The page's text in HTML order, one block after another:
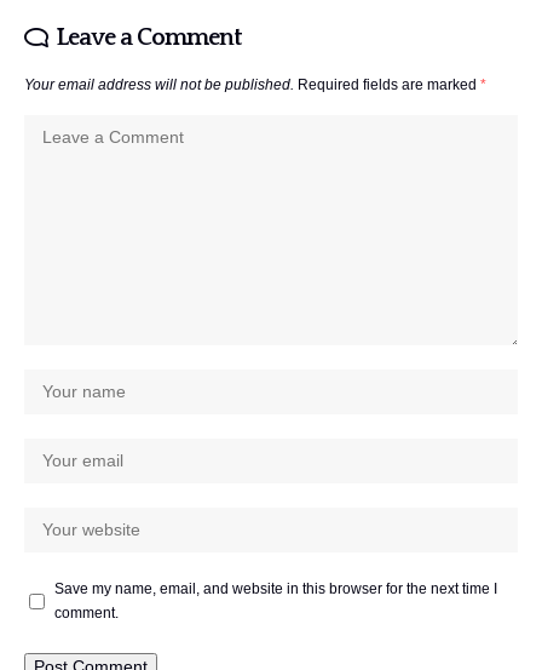
Leave a Comment
Your email address will not be published. Required fields are marked *
Save my name, email, and website in this browser for the next time I
comment.